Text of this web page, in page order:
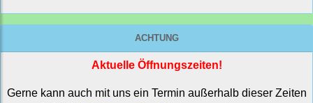
ACHTUNG
Aktuelle Öffnungszeiten!
Gerne kann auch mit uns ein Termin außerhalb dieser Zeiten